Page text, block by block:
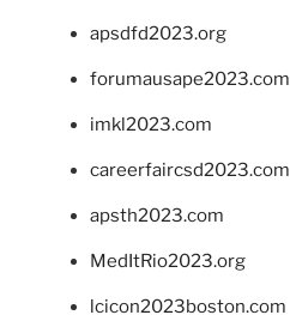
apsdfd2023.org
forumausape2023.com
imkl2023.com
careerfaircsd2023.com
apsth2023.com
MedItRio2023.org
lcicon2023boston.com